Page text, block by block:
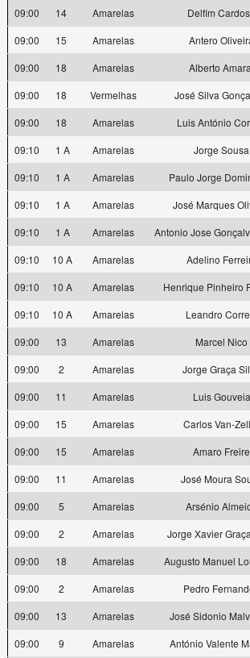
09:00
14 Amarelas
Delfim
09:00
15 Amarelas
Antero
09:00
18 Amarelas
Alberto
09:00
18 Vermelhas
José Silva
09:00
18 Amarelas
Luis António
09:10
1 A Amarelas
Jorge Sousa
09:10
1 A Amarelas
Paulo Jorge
09:10
1 A Amarelas
José Marques
09:10
1 A Amarelas
Antonio Jose
09:10
10 A Amarelas
Adelino
09:10
10 A Amarelas
Henrique Pinheiro
09:10
10 A Amarelas
Leandro
09:00
13 Amarelas
Marcel Nico
09:00
2 Amarelas
Jorge Graça
09:00
11 Amarelas
Luis Gouveia
09:00
15 Amarelas
Carlos Van-
09:00
15 Amarelas
Amaro Freire
09:00
11 Amarelas
José Moura
09:00
5 Amarelas
Arsénio
09:00
2 Amarelas
Jorge Xavier
09:00
18 Amarelas
Augusto Manuel
09:00
2 Amarelas
Pedro
09:00
13 Amarelas
José Sidonio
09:00
9 Amarelas António Valente